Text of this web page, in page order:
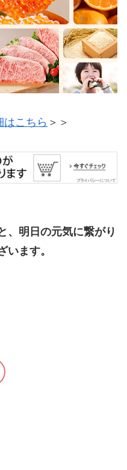
こちら ＞＞
、明日の元気に繋がり
います。